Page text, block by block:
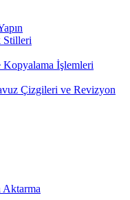
Stilleri
Kopyalama İşlemleri
Çizgileri ve Revizyon
Aktarma